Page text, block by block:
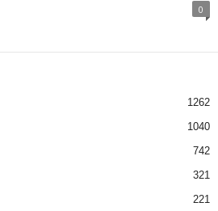
0
1262
1040
742
321
221